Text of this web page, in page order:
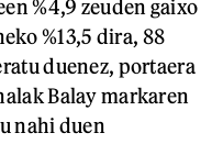
%4,9 zeuden gaixo
%13,5 dira, 88
duenez, portaera
Balay markaren
nahi duen